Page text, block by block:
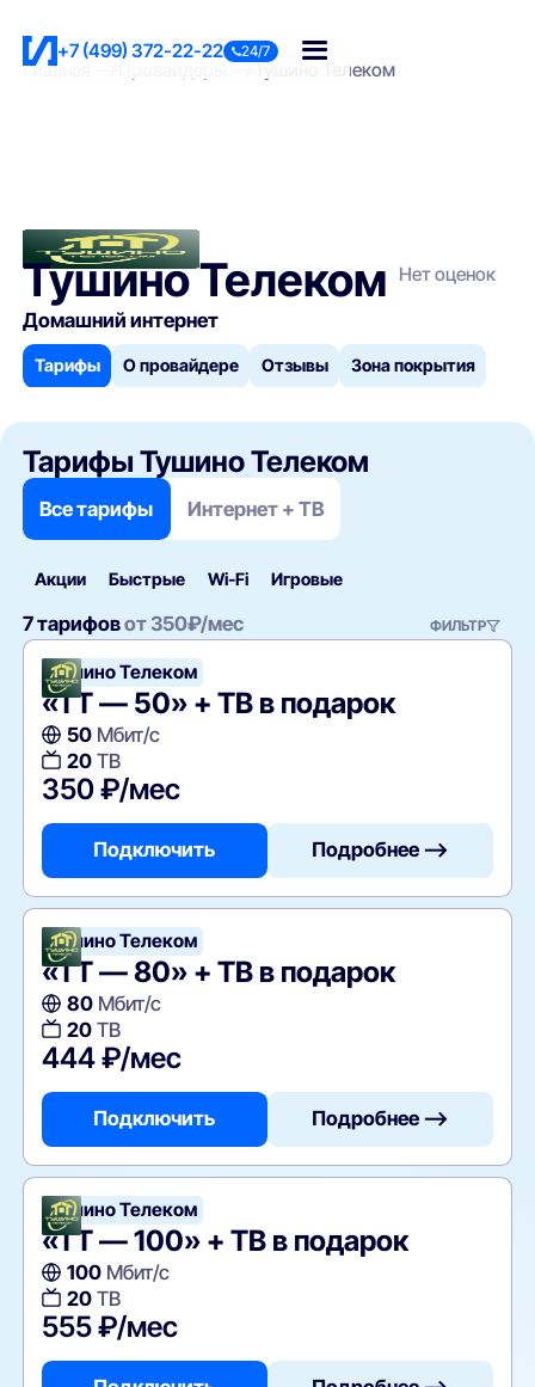
+7 (499) 372-22-22 24/7
Главная Тушино Телеком
Тушино Телеком
Домашний интернет
Нет оценок
Тарифы О провайдере Отзывы Зона покрытия
Тарифы Тушино Телеком
Все тарифы Интернет + ТВ
Акции Быстрые Wi‑Fi Игровые
7 тарифовот350₽/мес ФИЛЬТР
Тушино Телеком
«ТТ — 50» + ТВ в подарок
50Мбит/с
20ТВ
350 ₽/мес
Подключить Подробнее —>
Тушино Телеком
«ТТ — 80» + ТВ в подарок
80Мбит/с
20ТВ
444 ₽/мес
Подключить Подробнее —>
Тушино Телеком
«ТТ — 100» + ТВ в подарок
100Мбит/с
20ТВ
555 ₽/мес